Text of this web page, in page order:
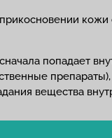
попадает
вещества